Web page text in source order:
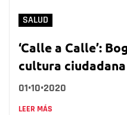
SALUD
‘Calle a Calle’:
cultura
01•10•2020
LEER MÁS